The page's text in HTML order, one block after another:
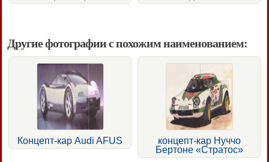
Другие фотографии с похожим наименованием:
Концепт-кар Audi AFUS
концепт-кар Нуччо
Бертоне «Стратос»